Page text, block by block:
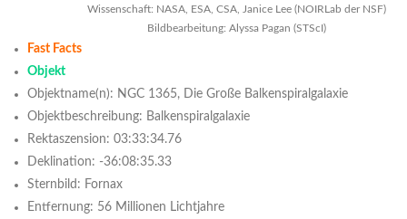
Wissenschaft: NASA, ESA, CSA, Janice Lee (NOIRLab der NSF)
Bildbearbeitung: Alyssa Pagan (STScI)
Fast Facts
Objekt
Objektname(n): NGC 1365, Die Große Balkenspiralgalaxie
Objektbeschreibung: Balkenspiralgalaxie
Rektaszension: 03:33:34.76
Deklination: -36:08:35.33
Sternbild: Fornax
Entfernung: 56 Millionen Lichtjahre